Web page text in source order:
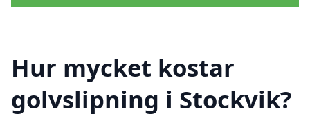
Hur mycket kostar
golvslipning i Stockvik?